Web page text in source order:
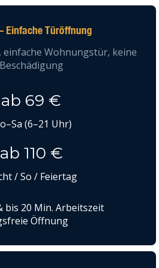
Einfache Türöffnung
Wohnungstür, keine
Beschädigung
ab 69 €
(6–21 Uhr)
ab 110 €
/ So / Feiertag
bis 20 Min. Arbeitszeit
Öffnung